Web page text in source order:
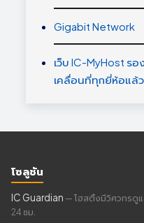
Gigabit Network
เว็บ IC-MyHost ร
เคลื่อนที่ทุกยี่ห้อแล้
โซลูชัน
IC Guardian — โฮสติ้งมีวิศวกรดู
24 ชม.